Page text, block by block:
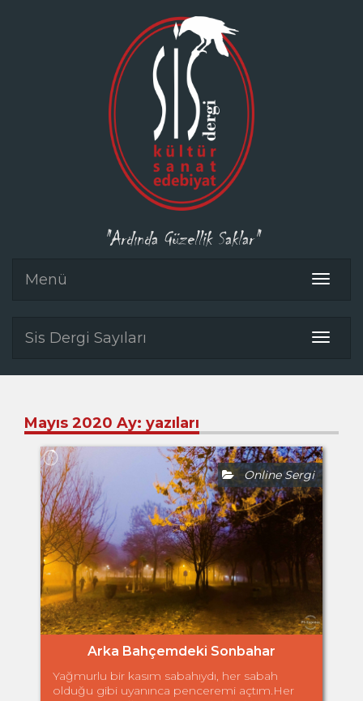
"Ardında Güzellik Saklar"
Toggle
Menü
Toggle
Sis Dergi Sayıları
Ay:
Mayıs 2020 yazıları
Online Sergi
Arka Bahçemdeki Sonbahar
Yağmurlu bir kasım sabahıydı, her sabah
olduğu gibi uyanınca penceremi açtım.Her